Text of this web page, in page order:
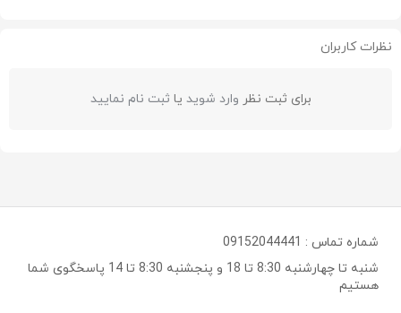
نظرات کاربران
برای ثبت نظر وارد شوید یا ثبت نام نمایید
شماره تماس : 09152044441
شنبه تا چهارشنبه 8:30 تا 18 و پنجشنبه 8:30 تا 14 پاسخگوی شما
هستیم